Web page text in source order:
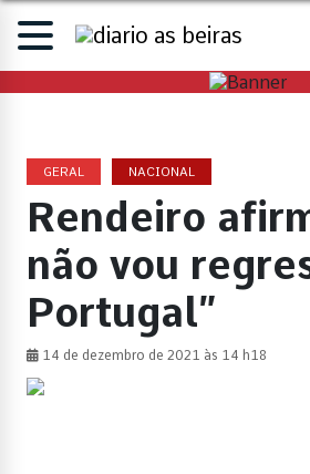
GERAL NACIONAL
Rendeiro
não vou
Portugal”
14 de dezembro de 2021 às 14 h18